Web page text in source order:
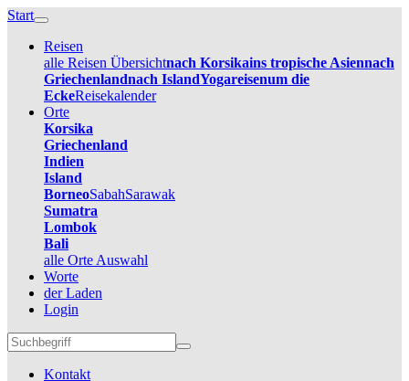
Start
Reisen
alle Reisen Übersichtnach Korsikains tropische Asiennach
Griechenlandnach IslandYogareisenum die
EckeReisekalender
Orte
Korsika
Griechenland
Indien
Island
BorneoSabahSarawak
Sumatra
Lombok
Bali
alle Orte Auswahl
Worte
der Laden
Login
Kontakt